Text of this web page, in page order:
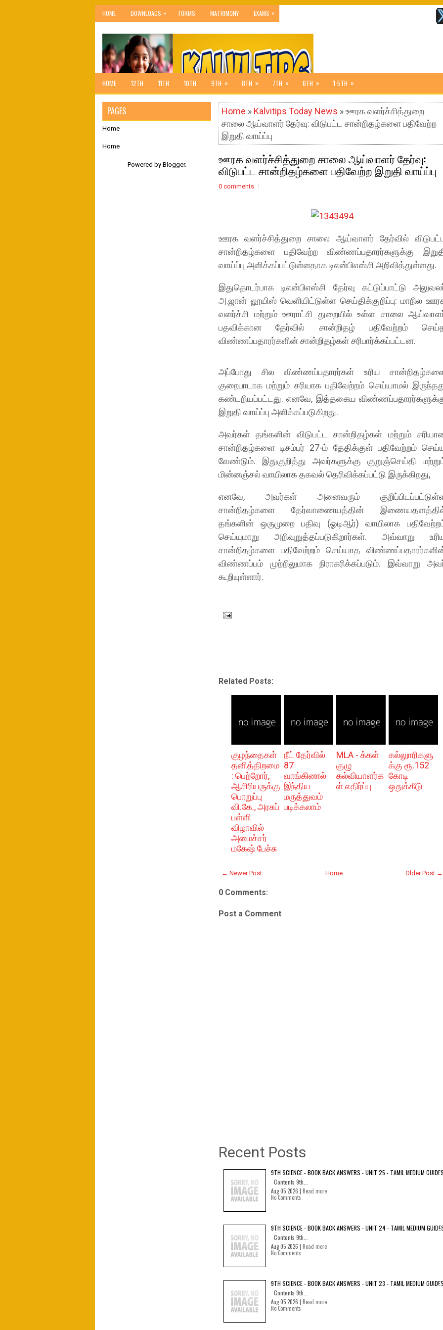
HOME DOWNLOADS » FORMS MATRIMONY EXAMS »
HOME 12TH 11TH 10TH 9TH » 8TH » 7TH » 6TH » 1-5TH »
Home » Kalvitips Today News » ஊரக வளர்ச்சித்துறை
சாலை ஆய்வாளர் தேர்வு: விடுபட்ட சான்றிதழ்களை பதிவேற்ற
இறுதி வாய்ப்பு
ஊரக வளர்ச்சித்துறை சாலை ஆய்வாளர் தேர்வு:
விடுபட்ட சான்றிதழ்களை பதிவேற்ற இறுதி வாய்ப்பு
0 comments
ஊரக வளர்ச்சித்துறை சாலை ஆய்வாளர் தேர்வில் விடுபட்ட
சான்றிதழ்களை பதிவேற்ற விண்ணப்பதாரர்களுக்கு
வாய்ப்பு அளிக்கப்பட்டுள்ளதாக டிஎன்பிஎஸ்சி அறிவித்துள்ளது.
இதுதொடர்பாக டிஎன்பிஎஸ்சி தேர்வு கட்டுப்பாட்டு
அ.ஜான் லூயிஸ் வெளியிட்டுள்ள செய்திக்குறிப்பு: மாநில
வளர்ச்சி மற்றும் ஊராட்சி துறையில் உள்ள சாலை
பதவிக்கான தேர்வில் சான்றிதழ் பதிவேற்றம்
விண்ணப்பதாரர்களின் சான்றிதழ்கள் சரிபார்க்கப்பட்டன.
அப்போது சில விண்ணப்பதாரர்கள் உரிய
குறைபாடாக மற்றும் சரியாக பதிவேற்றம் செய்யாமல்
கண்டறியப்பட்டது. எனவே, இத்தகைய
இறுதி வாய்ப்பு அளிக்கப்படுகிறது.
அவர்கள் தங்களின் விடுபட்ட சான்றிதழ்கள் மற்றும்
சான்றிதழ்களை டிசம்பர் 27-ம் தேதிக்குள் பதிவேற்றம்
வேண்டும். இதுகுறித்து அவர்களுக்கு குறுஞ்செய்தி
மின்னஞ்சல் வாயிலாக தகவல் தெரிவிக்கப்பட்டு இருக்கிறது,
எனவே, அவர்கள் அனைவரும்
சான்றிதழ்களை தேர்வாணையத்தின்
தங்களின் ஒருமுறை பதிவு (ஓடிஆர்) வாயிலாக
செய்யுமாறு அறிவுறுத்தப்படுகிறார்கள். அவ்வாறு
சான்றிதழ்களை பதிவேற்றம் செய்யாத
விண்ணப்பம் முற்றிலுமாக நிராகரிக்கப்படும். இவ்வாறு
கூறியுள்ளார்.
Related Posts:
குழந்தைகள்
தனித்திறமை
: பெற்றோர்,
ஆசிரியருக்கு
பொறுப்பு
வி.கே., அரசுப்
பள்ளி
விழாவில்
அமைச்சர்
மகேஷ் பேச்சு
நீட் தேர்வில்
87
வாங்கினால்
இந்திய
மருத்துவம்
படிக்கலாம்
MLA - க்கள்
குழு
கல்வியாளர்க
ள் எதிர்ப்பு
கல்லுாரிகளு
க்கு ரூ.152
கோடி
ஒதுக்கீடு
← Newer Post Older Post →
Home
0 Comments:
Post a Comment
Recent Posts
9TH SCIENCE - BOOK BACK ANSWERS - UNIT 25 - TAMIL MEDIUM GUIDES
Contents 9th...
Aug 05 2026 | Read more
No Comments
9TH SCIENCE - BOOK BACK ANSWERS - UNIT 24 - TAMIL MEDIUM
Contents 9th...
Aug 05 2026 | Read more
No Comments
9TH SCIENCE - BOOK BACK ANSWERS - UNIT 23 - TAMIL MEDIUM GUIDES
Contents 9th...
Aug 05 2026 | Read more
No Comments
PAGES
Home
Home
Powered by Blogger.